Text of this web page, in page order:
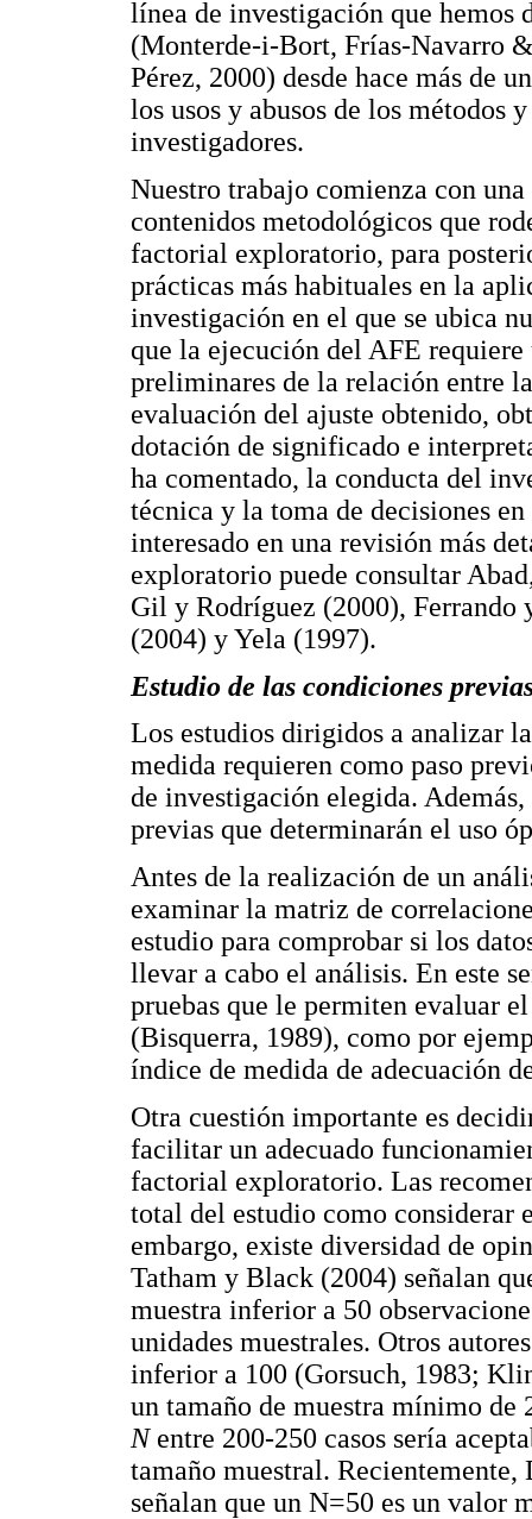
línea de investigación que hemos
(Monterde-i-Bort, Frías-Navarro
Pérez, 2000) desde hace más de
los usos y abusos de los métodos
investigadores.
Nuestro trabajo comienza con
contenidos metodológicos que
factorial exploratorio, para
prácticas más habituales en la
investigación en el que se ubica
que la ejecución del AFE
preliminares de la relación entre
evaluación del ajuste obtenido,
dotación de significado e
ha comentado, la conducta del
técnica y la toma de decisiones
interesado en una revisión más
exploratorio puede consultar
Gil y Rodríguez (2000), Ferrando
(2004) y Yela (1997).
Estudio de las condiciones
Los estudios dirigidos a analizar
medida requieren como paso
de investigación elegida.
previas que determinarán el uso
Antes de la realización de un
examinar la matriz de
estudio para comprobar si los
llevar a cabo el análisis. En este
pruebas que le permiten evaluar
(Bisquerra, 1989), como por
índice de medida de adecuación
Otra cuestión importante es
facilitar un adecuado
factorial exploratorio. Las
total del estudio como considerar
embargo, existe diversidad de
Tatham y Black (2004) señalan
muestra inferior a 50
unidades muestrales. Otros
inferior a 100 (Gorsuch, 1983;
un tamaño de muestra mínimo de
N entre 200-250 casos sería
tamaño muestral.
señalan que un N=50 es un valor